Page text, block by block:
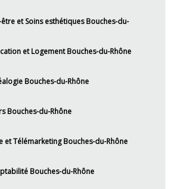
et Soins esthétiques Bouches-du-
et Logement Bouches-du-Rhône
Bouches-du-Rhône
Bouches-du-Rhône
et Télémarketing Bouches-du-Rhône
Bouches-du-Rhône